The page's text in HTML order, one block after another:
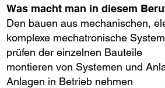
Was macht man in diesem
Den bauen aus mechanischen,
komplexe mechatronische
prüfen der einzelnen Bauteile
montieren von Systemen und
Anlagen in Betrieb nehmen